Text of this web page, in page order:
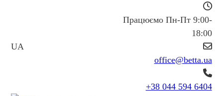
UA
Працюємо Пн-Пт 9:00-
18:00
office@betta.ua
+38 044 594 6404